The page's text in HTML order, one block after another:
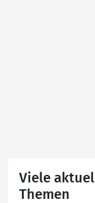
Viele
Themen